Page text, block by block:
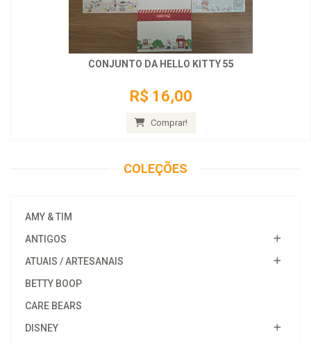
CONJUNTO DA HELLO KITTY 55
R$ 16,00
Comprar!
COLEÇÕES
AMY & TIM
ANTIGOS
ATUAIS / ARTESANAIS
BETTY BOOP
CARE BEARS
DISNEY